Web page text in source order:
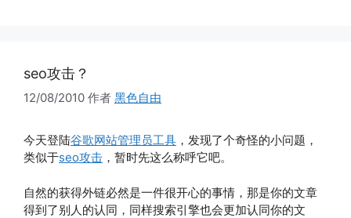
seo攻击？
12/08/2010 作者 黑色自由
今天登陆谷歌网站管理员工具 ，发现了个奇怪的小问题，
类似于seo攻击 ，暂时先这么称呼它吧。
自然的获得外链必然是一件很开心的事情，那是你的文章
得到了别人的认同，同样搜索引擎也会更加认同你的文